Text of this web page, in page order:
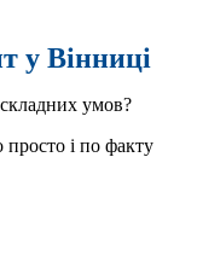
у Вінниці
умов?
і по факту